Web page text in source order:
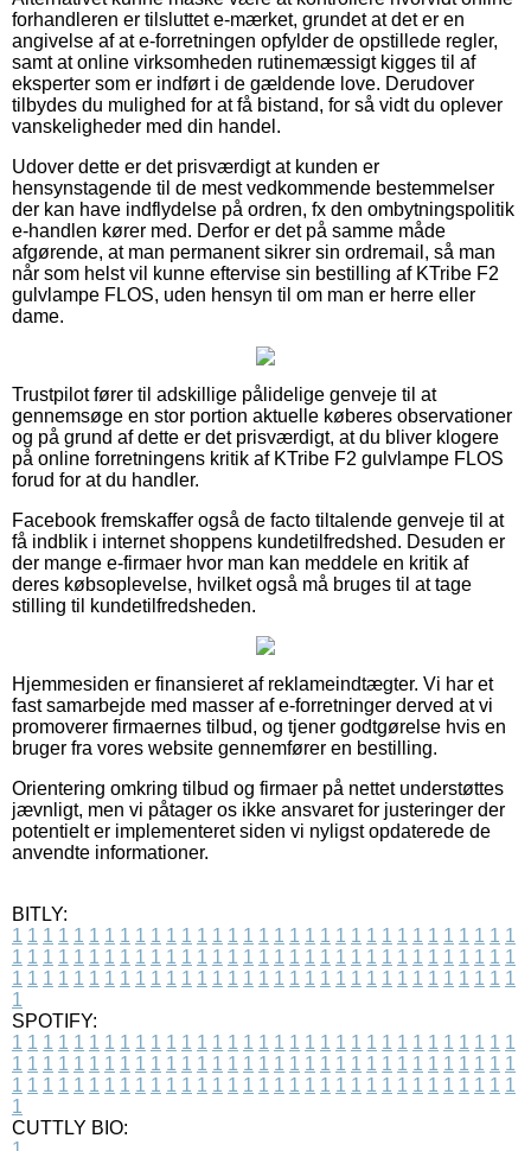
forhandleren er tilsluttet e-mærket, grundet at det er en
angivelse af at e-forretningen opfylder de opstillede regler,
samt at online virksomheden rutinemæssigt kigges til af
eksperter som er indført i de gældende love. Derudover
tilbydes du mulighed for at få bistand, for så vidt du oplever
vanskeligheder med din handel.
Udover dette er det prisværdigt at kunden er
hensynstagende til de mest vedkommende bestemmelser
der kan have indflydelse på ordren, fx den ombytningspolitik
e-handlen kører med. Derfor er det på samme måde
afgørende, at man permanent sikrer sin ordremail, så man
når som helst vil kunne eftervise sin bestilling af KTribe F2
gulvlampe FLOS, uden hensyn til om man er herre eller
dame.
Trustpilot fører til adskillige pålidelige genveje til at
gennemsøge en stor portion aktuelle køberes observationer
og på grund af dette er det prisværdigt, at du bliver klogere
på online forretningens kritik af KTribe F2 gulvlampe FLOS
forud for at du handler.
Facebook fremskaffer også de facto tiltalende genveje til at
få indblik i internet shoppens kundetilfredshed. Desuden er
der mange e-firmaer hvor man kan meddele en kritik af
deres købsoplevelse, hvilket også må bruges til at tage
stilling til kundetilfredsheden.
Hjemmesiden er finansieret af reklameindtægter. Vi har et
fast samarbejde med masser af e-forretninger derved at vi
promoverer firmaernes tilbud, og tjener godtgørelse hvis en
bruger fra vores website gennemfører en bestilling.
Orientering omkring tilbud og firmaer på nettet understøttes
jævnligt, men vi påtager os ikke ansvaret for justeringer der
potentielt er implementeret siden vi nyligst opdaterede de
anvendte informationer.
BITLY:
1 1 1 1 1 1 1 1 1 1 1 1 1 1 1 1 1 1 1 1 1 1 1 1 1 1 1 1 1 1 1 1 1
1 1 1 1 1 1 1 1 1 1 1 1 1 1 1 1 1 1 1 1 1 1 1 1 1 1 1 1 1 1 1 1 1
1 1 1 1 1 1 1 1 1 1 1 1 1 1 1 1 1 1 1 1 1 1 1 1 1 1 1 1 1 1 1 1 1
1
SPOTIFY:
1 1 1 1 1 1 1 1 1 1 1 1 1 1 1 1 1 1 1 1 1 1 1 1 1 1 1 1 1 1 1 1 1
1 1 1 1 1 1 1 1 1 1 1 1 1 1 1 1 1 1 1 1 1 1 1 1 1 1 1 1 1 1 1 1 1
1 1 1 1 1 1 1 1 1 1 1 1 1 1 1 1 1 1 1 1 1 1 1 1 1 1 1 1 1 1 1 1 1
1
CUTTLY BIO: